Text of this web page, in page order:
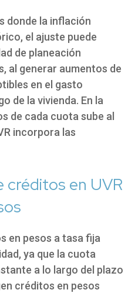
donde la inflación
el ajuste puede
de planeación
al generar aumentos de
en el gasto
de la vivienda. En la
de cada cuota sube al
incorpora las
créditos en UVR
en pesos a tasa fija
ya que la cuota
a lo largo del plazo
créditos en pesos